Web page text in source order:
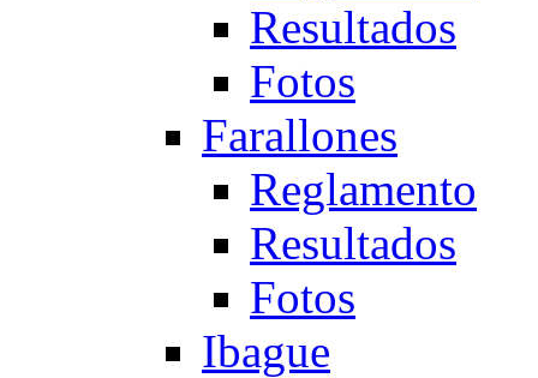
Resultados
Fotos
Farallones
Reglamento
Resultados
Fotos
Ibague